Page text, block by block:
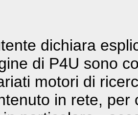
dichiara
di P4U sono
motori di
in rete, per